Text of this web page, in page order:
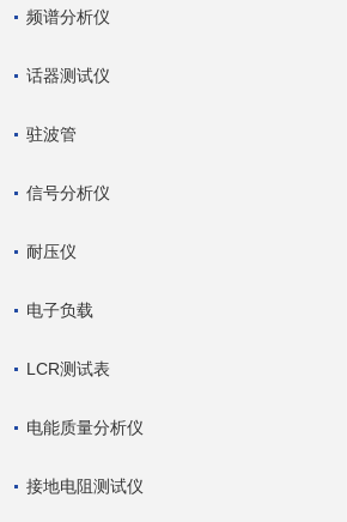
频谱分析仪
话器测试仪
驻波管
信号分析仪
耐压仪
电子负载
LCR测试表
电能质量分析仪
接地电阻测试仪